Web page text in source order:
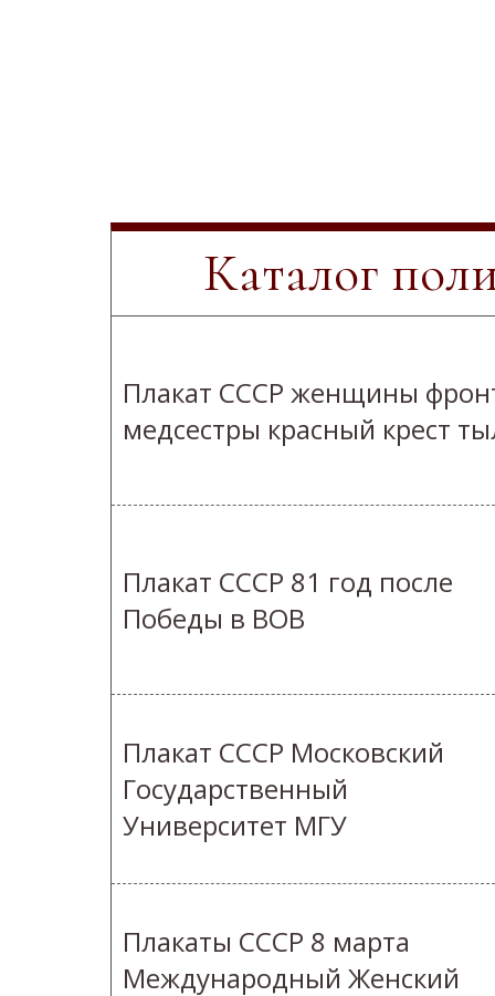
Каталог
Плакат СССР женщины
медсестры красный крест
Плакат СССР 81 год после
Победы в ВОВ
Плакат СССР Московский
Государственный
Университет МГУ
Плакаты СССР 8 марта
Международный Женский